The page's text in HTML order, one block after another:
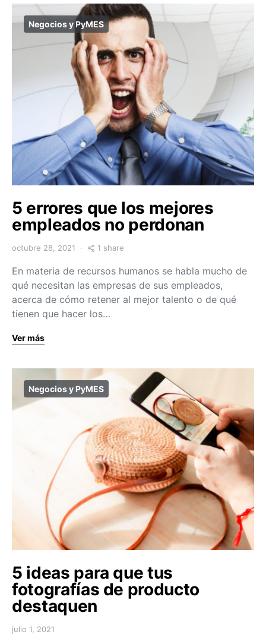
Negocios y PyMES
5 errores que los mejores
empleados no perdonan
octubre 28, 2021 1 share
En materia de recursos humanos se habla mucho de
qué necesitan las empresas de sus empleados,
acerca de cómo retener al mejor talento o de qué
tienen que hacer los…
Ver más
Negocios y PyMES
5 ideas para que tus
fotografías de producto
destaquen
julio 1, 2021